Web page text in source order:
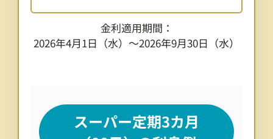
金利適用期間：
2026年4月1日（水）～2026年9月30日（水）
スーパー定期3カ月